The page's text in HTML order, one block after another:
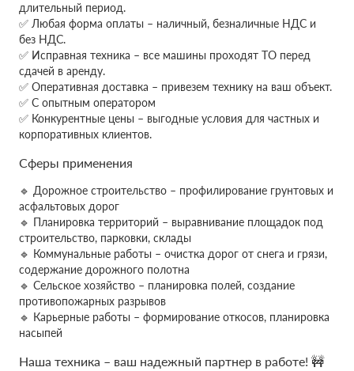
длительный период.
✅ Любая форма оплаты – наличный, безналичные НДС и
без НДС.
✅ Исправная техника – все машины проходят ТО перед
сдачей в аренду.
✅ Оперативная доставка – привезем технику на ваш объект.
✅ С опытным оператором
✅ Конкурентные цены – выгодные условия для частных и
корпоративных клиентов.
Сферы применения
🔹 Дорожное строительство – профилирование грунтовых и
асфальтовых дорог
🔹 Планировка территорий – выравнивание площадок под
строительство, парковки, склады
🔹 Коммунальные работы – очистка дорог от снега и грязи,
содержание дорожного полотна
🔹 Сельское хозяйство – планировка полей, создание
противопожарных разрывов
🔹 Карьерные работы – формирование откосов, планировка
насыпей
Наша техника – ваш надежный партнер в работе! 🚧